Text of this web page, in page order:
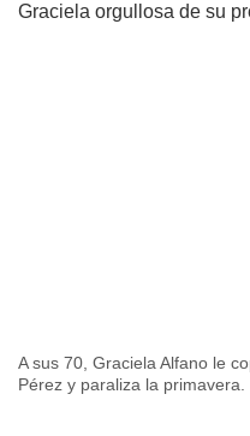
Graciela orgullosa de su
A sus 70, Graciela Alfano le
Pérez y paraliza la primavera.